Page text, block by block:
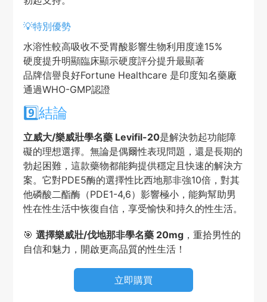
💡特別優勢
水溶性較高吸收不受胃酸影響生物利用度達15%
硬度提升明顯臨床顯示硬度評分提升最顯著
品牌信譽良好Fortune Healthcare 是印度知名藥廠
通過WHO-GMP認證
9️⃣結論
立威大/樂威壯學名藥 Levifil-20是解決勃起功能障
礙的理想選擇。無論是偶爾性表現問題，還是長期的
勃起困難，這款藥物都能夠提供穩定且快速的解決方
案。它對PDE5酶的選擇性比西地那非強10倍，對其
他磷酸二酯酶（PDE1-4,6）影響極小，能夠幫助男
性在性生活中恢復自信，享受愉快和持久的性生活。
🎯 選擇樂威壯/伐地那非學名藥 20mg，重拾男性的
自信和魅力，開啟更高品質的性生活！
立即購買